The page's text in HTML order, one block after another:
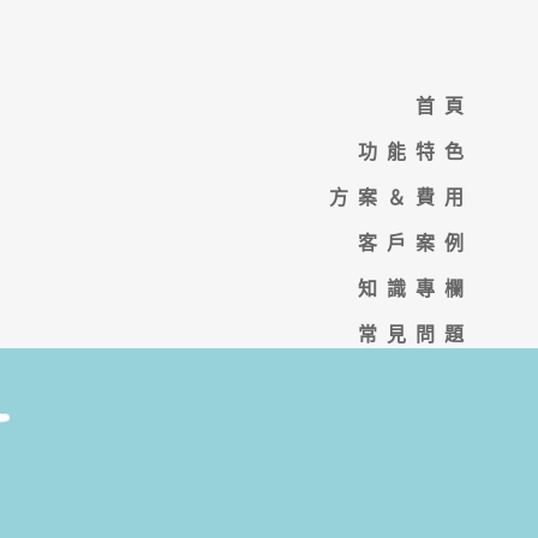
首頁
功能特色
方案＆費用
客戶案例
知識專欄
常見問題